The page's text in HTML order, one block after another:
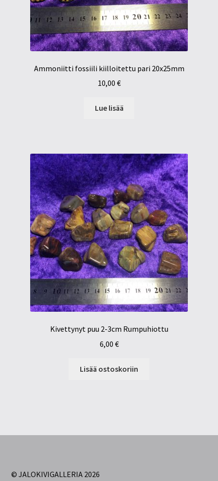
Ammoniitti fossiili kiilloitettu pari 20x25mm
10,00 €
Lue lisää
Kivettynyt puu 2-3cm Rumpuhiottu
6,00 €
Lisää ostoskoriin
© JALOKIVIGALLERIA 2026